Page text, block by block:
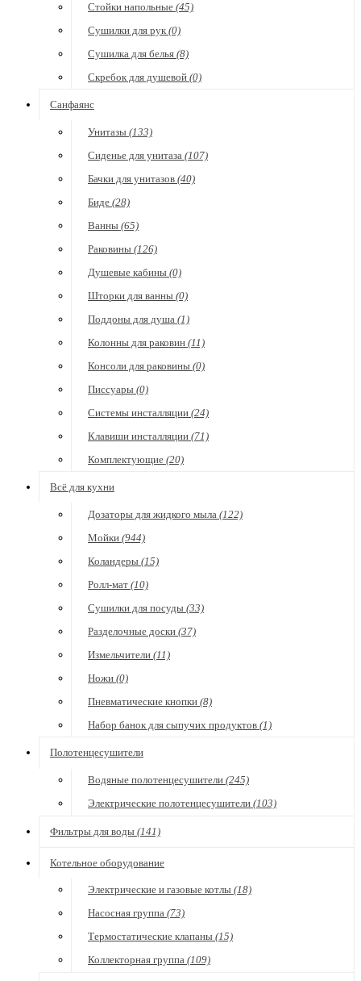
Стойки напольные (45)
Сушилки для рук (0)
Сушилка для белья (8)
Скребок для душевой (0)
Санфаянс
Унитазы (133)
Сиденье для унитаза (107)
Бачки для унитазов (40)
Биде (28)
Ванны (65)
Раковины (126)
Душевые кабины (0)
Шторки для ванны (0)
Поддоны для душа (1)
Колонны для раковин (11)
Консоли для раковины (0)
Писсуары (0)
Системы инсталляции (24)
Клавиши инсталляции (71)
Комплектующие (20)
Всё для кухни
Дозаторы для жидкого мыла (122)
Мойки (944)
Коландеры (15)
Ролл-мат (10)
Сушилки для посуды (33)
Разделочные доски (37)
Измельчители (11)
Ножи (0)
Пневматические кнопки (8)
Набор банок для сыпучих продуктов (1)
Полотенцесушители
Водяные полотенцесушители (245)
Электрические полотенцесушители (103)
Фильтры для воды (141)
Котельное оборудование
Электрические и газовые котлы (18)
Насосная группа (73)
Термостатические клапаны (15)
Коллекторная группа (109)